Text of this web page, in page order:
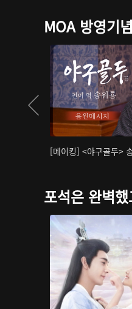
MOA 방영기
[메이킹] <야구골두>
포석은 완벽